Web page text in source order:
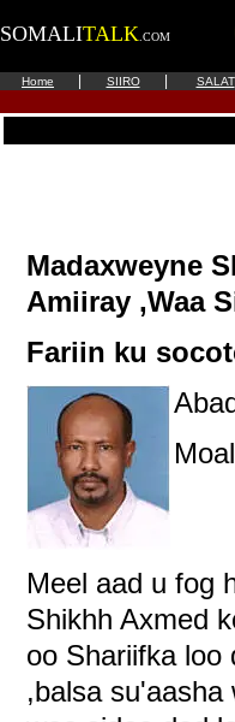
SOMALITALK .COM
Home SIIRO SALAT
Madaxweyne
Amiiray ,Waa
Fariin ku
Meel aad u fog
Shikhh Axmed
oo Shariifka loo
,balsa su'aasha